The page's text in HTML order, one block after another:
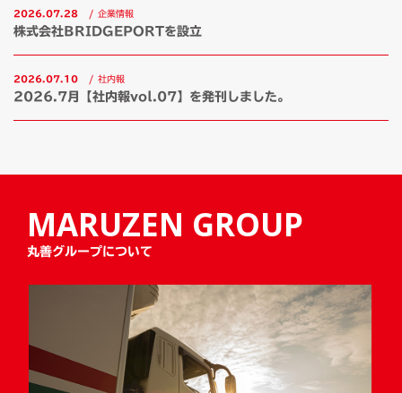
2026.07.28 / 企業情報
株式会社BRIDGEPORTを設立
2026.07.10 / 社内報
2026.7月【社内報vol.07】を発刊しました。
MARUZEN GROUP
丸善グループについて